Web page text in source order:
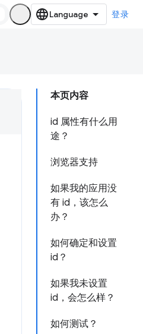
登录
本页内容
id 属性有什么用
途？
浏览器支持
如果我的应用没
有 id，该怎么
办？
如何确定和设置
id？
如果我未设置
id，会怎么样？
如何测试？